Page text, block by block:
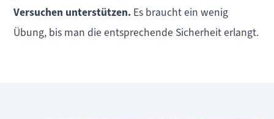
Versuchen unterstützen. Es braucht ein wenig
Übung, bis man die entsprechende Sicherheit erlangt.